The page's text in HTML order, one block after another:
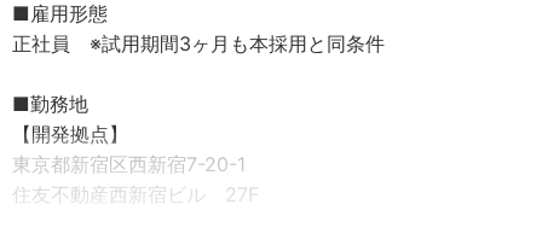
・国の施策や方針について調査分析
・事業計画や提案書の資料作成
理、手配
・会食・手土産の手配、調整
・取引先とのメール対応（海外企業も含む）
業務は多岐にわたりますので、日々いろいろな経験を積み
■雇用形態
正社員 ※試用期間3ヶ月も本採用と同条件
■勤務地
【開発拠点】
東京都新宿区西新宿7-20-1
住友不動産西新宿ビル 27F